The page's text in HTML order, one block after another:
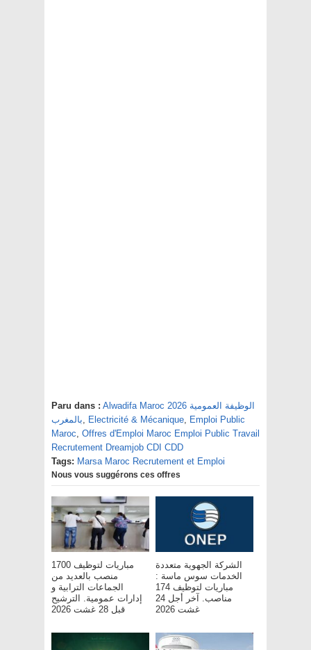
Paru dans : Alwadifa Maroc 2026 الوظيفة العمومية
بالمغرب, Electricité & Mécanique, Emploi Public
Maroc, Offres d'Emploi Maroc Emploi Public Travail
Recrutement Dreamjob CDI CDD
Tags: Marsa Maroc Recrutement et Emploi
Nous vous suggérons ces offres
مباريات لتوظيف 1700
منصب بالعديد من
الجماعات الترابية و
إدارات عمومية. الترشيح
قبل 28 غشت 2026
الشركة الجهوية متعددة
الخدمات سوس ماسة :
مباريات لتوظيف 174
مناصب. آخر أجل 24
غشت 2026